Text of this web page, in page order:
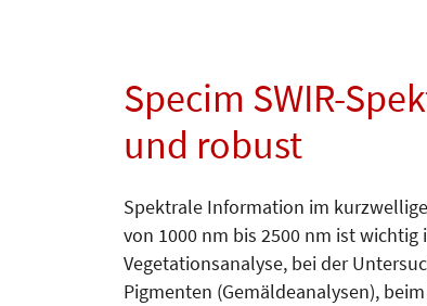
Specim SWIR-
und robust
Spektrale Information im
von 1000 nm bis 2500 nm ist wichtig
Vegetationsanalyse, bei der
Pigmenten (Gemäldeanalysen),